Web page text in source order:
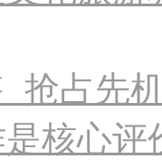
抢占先
核心评